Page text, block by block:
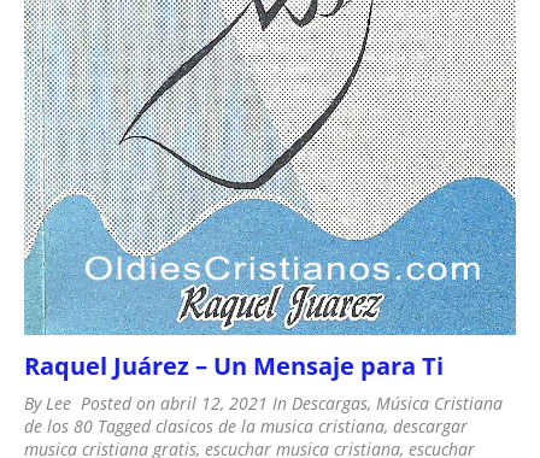
Raquel Juárez – Un Mensaje para Ti
By Lee Posted on abril 12, 2021 In Descargas, Música Cristiana
de los 80 Taggedclasicos de la musica cristiana, descargar
musica cristiana gratis, escuchar musica cristiana, escuchar